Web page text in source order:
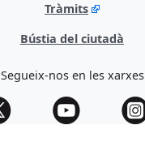
Tràmits
Bústia del ciutadà
Segueix-nos en les xarxes